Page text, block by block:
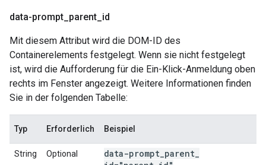
data-prompt parent id
Mit diesem Attribut wird die DOM-ID des
Containerelements festgelegt. Wenn sie nicht festgelegt
ist, wird die Aufforderung für die Ein-Klick-Anmeldung oben
rechts im Fenster angezeigt. Weitere Informationen finden
Sie in der folgenden Tabelle:
Typ Erforderlich Beispiel
String Optional data-prompt parent